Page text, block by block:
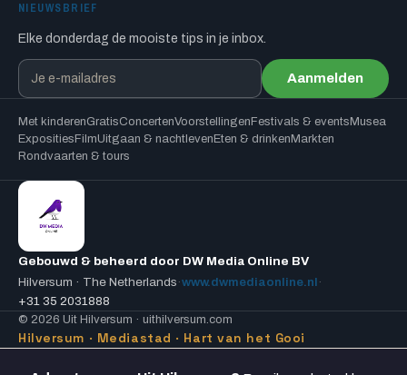
NIEUWSBRIEF
Elke donderdag de mooiste tips in je inbox.
Aanmelden
Met kinderenGratisConcertenVoorstellingen Festivals & events Musea
Exposities FilmUitgaan & nachtleven Eten & drinken Markten
Rondvaarten & tours
Gebouwd & beheerd door DW Media Online BV
Hilversum · The Netherlands ·www.dwmediaonline.nl ·
+31 35 2031888
© 2026 Uit Hilversum · uithilversum.com
Hilversum · Mediastad · Hart van het Gooi